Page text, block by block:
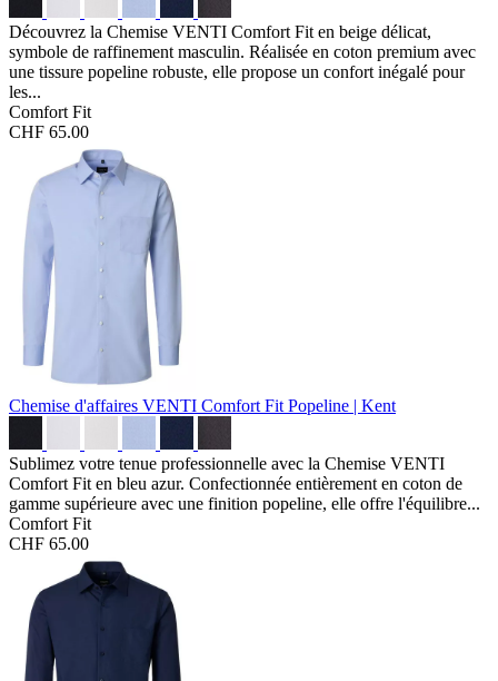
Découvrez la Chemise VENTI Comfort Fit en beige délicat,
symbole de raffinement masculin. Réalisée en coton premium avec
une tissure popeline robuste, elle propose un confort inégalé pour
les...
Comfort Fit
CHF 65.00
Chemise d'affaires VENTI Comfort Fit Popeline | Kent
Sublimez votre tenue professionnelle avec la Chemise VENTI
Comfort Fit en bleu azur. Confectionnée entièrement en coton de
gamme supérieure avec une finition popeline, elle offre l'équilibre...
Comfort Fit
CHF 65.00